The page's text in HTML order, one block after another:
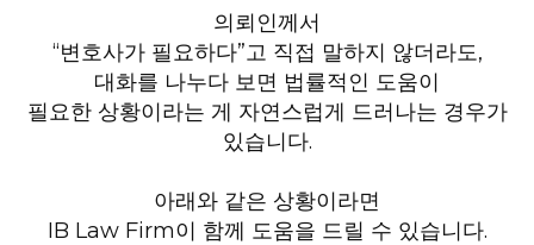
의뢰인께서
“변호사가 필요하다”고 직접 말하지 않더라도,
대화를 나누다 보면 법률적인 도움이
필요한 상황이라는 게 자연스럽게 드러나는 경우가
있습니다.
아래와 같은 상황이라면
IB Law Firm이 함께 도움을 드릴 수 있습니다.